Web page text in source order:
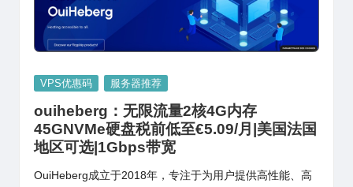
Posted
VPS优惠码 服务器推荐
ouiheberg：无限流量2核4G内存
45GNVMe硬盘税前低至€5.09/月|美国法国
地区可选|1Gbps带宽
OuiHeberg成立于2018年，专注于为用户提供高性能、高